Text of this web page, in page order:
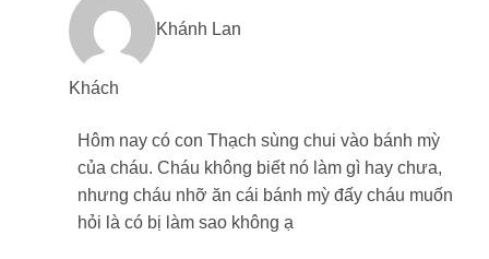
Khánh Lan
Khách
Hôm nay có con Thạch sùng chui vào bánh mỳ
của cháu. Cháu không biết nó làm gì hay chưa,
nhưng cháu nhỡ ăn cái bánh mỳ đấy cháu muốn
hỏi là có bị làm sao không ạ